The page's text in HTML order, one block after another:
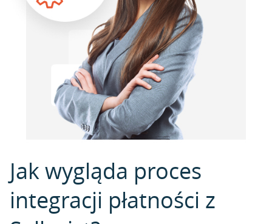
Jak wygląda proces
integracji płatności z